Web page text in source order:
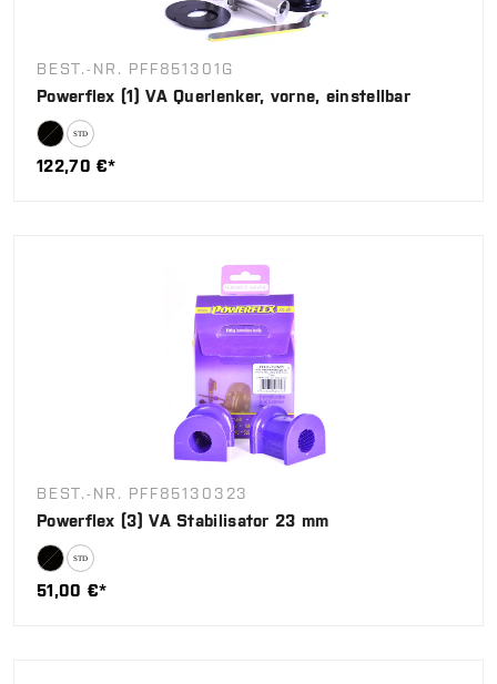
BEST.-NR. PFF851301G
Powerflex (1) VA Querlenker, vorne, einstellbar
122,70 €*
BEST.-NR. PFF85130323
Powerflex (3) VA Stabilisator 23 mm
51,00 €*